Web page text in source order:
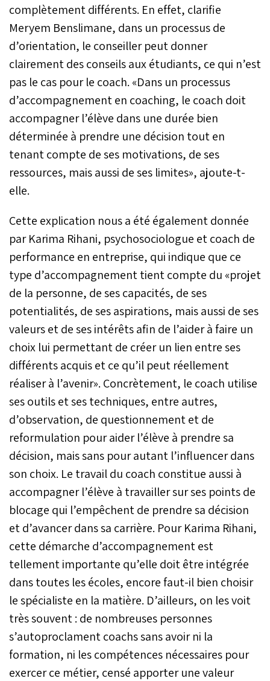
complètement différents. En effet, clarifie
Meryem Benslimane, dans un processus de
d’orientation, le conseiller peut donner
clairement des conseils aux étudiants, ce qui n’est
pas le cas pour le coach. «Dans un processus
d’accompagnement en coaching, le coach doit
accompagner l’élève dans une durée bien
déterminée à prendre une décision tout en
tenant compte de ses motivations, de ses
ressources, mais aussi de ses limites», ajoute-t-
elle.
Cette explication nous a été également donnée
par Karima Rihani, psychosociologue et coach de
performance en entreprise, qui indique que ce
type d’accompagnement tient compte du «projet
de la personne, de ses capacités, de ses
potentialités, de ses aspirations, mais aussi de ses
valeurs et de ses intérêts afin de l’aider à faire un
choix lui permettant de créer un lien entre ses
différents acquis et ce qu’il peut réellement
réaliser à l’avenir». Concrètement, le coach utilise
ses outils et ses techniques, entre autres,
d’observation, de questionnement et de
reformulation pour aider l’élève à prendre sa
décision, mais sans pour autant l’influencer dans
son choix. Le travail du coach constitue aussi à
accompagner l’élève à travailler sur ses points de
blocage qui l’empêchent de prendre sa décision
et d’avancer dans sa carrière. Pour Karima Rihani,
cette démarche d’accompagnement est
tellement importante qu’elle doit être intégrée
dans toutes les écoles, encore faut-il bien choisir
le spécialiste en la matière. D’ailleurs, on les voit
très souvent : de nombreuses personnes
s’autoproclament coachs sans avoir ni la
formation, ni les compétences nécessaires pour
exercer ce métier, censé apporter une valeur